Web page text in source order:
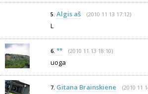
5. Algis aš (2010 11 13 17:12)
L
6. °° (2010 11 13 18:10)
uoga
7. Gitana Brainskiene (2010 11